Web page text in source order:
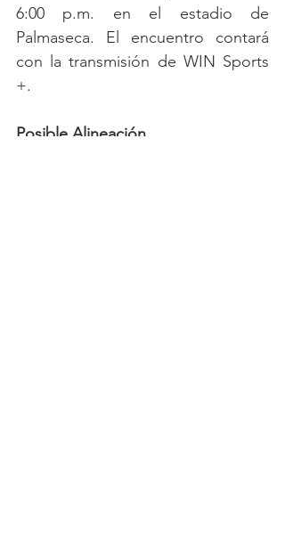
6:00 p.m. en el estadio de
Palmaseca. El encuentro contará
con la transmisión de WIN Sports
+.
Posible Alineación